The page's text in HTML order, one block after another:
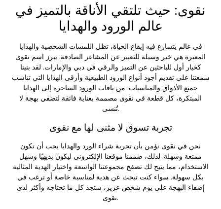
نقوى: حيث تلتقي الأناقة بالتميز في
عالم الورود والهدايا
في عالم يتسارع فيه إيقاع الحياة، تظل اللمسات الشخصية والهدايا
المعبرة هي خير وسيلة للتعبير عن المشاعر الصادقة. يبرز اسم نقوى
كخيار أول للباحثين عن التميز والرقي في دبي والإمارات. لقد بنينا
سمعتنا على تقديم أجود أنواع الورود الطبيعية وأرقى الهدايا التي تناسب
جميع الأذواق والمناسبات. من باقات الورود الساحرة إلى الهدايا
المبتكرة، كل قطعة في نقوى مصممة بعناية فائقة لتضفي بهجة لا
تُنسى.
تجربة تسوق لا مثنى لها مع نقوى
نحن في نقوى نؤمن بأن تجربة شراء الورد والهدايا يجب أن تكون
ممتعة وسهلة. لذلك، صممنا موقعنا الإلكتروني ليكون بديهيًا وسهل
الاستخدام، مما يتيح لك تصفح مجموعتنا الواسعة واختيار الهدية المثالية
بكل سهولة. سواء كنت تبحث عن هدية لمناسبة خاصة أو ترغب في
إضفاء البهجة على يوم شخص عزيز، ستجد كل ما تحتاجه وأكثر لدى
نقوى.